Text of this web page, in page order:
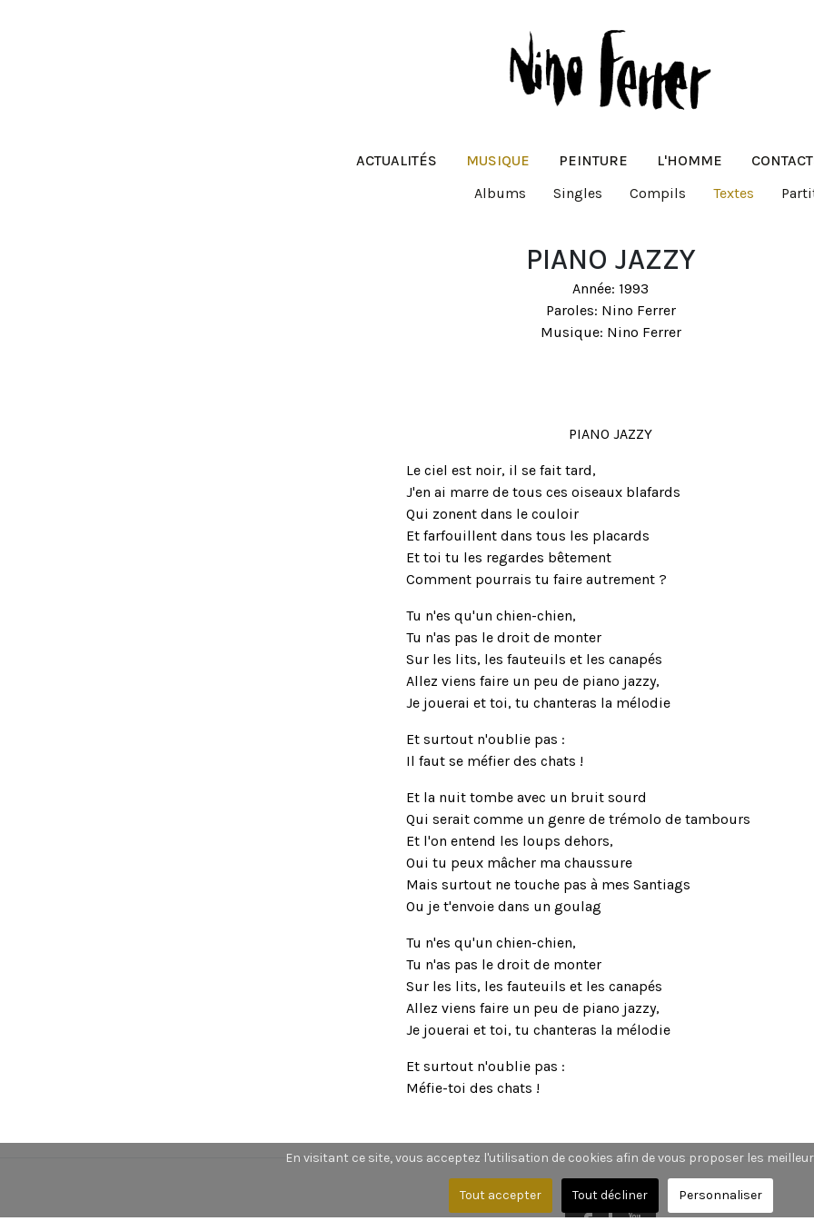
ACTUALITÉS
MUSIQUE
Albums
Singles Compils Textes
PEINTURE L'HOMME
PIANO JAZZY
Année: 1993
Paroles: Nino Ferrer
Musique: Nino Ferrer
PIANO JAZZY
Le ciel est noir, il se fait tard,
J'en ai marre de tous ces oiseaux blafards
Qui zonent dans le couloir
Et farfouillent dans tous les placards
Et toi tu les regardes bêtement
Comment pourrais tu faire autrement ?
Tu n'es qu'un chien-chien,
Tu n'as pas le droit de monter
Sur les lits, les fauteuils et les canapés
Allez viens faire un peu de piano jazzy,
Je jouerai et toi, tu chanteras la mélodie
Et surtout n'oublie pas :
Il faut se méfier des chats !
Et la nuit tombe avec un bruit sourd
Qui serait comme un genre de trémolo de tambours
Et l'on entend les loups dehors,
Oui tu peux mâcher ma chaussure
Mais surtout ne touche pas à mes Santiags
Ou je t'envoie dans un goulag
Tu n'es qu'un chien-chien,
Tu n'as pas le droit de monter
Sur les lits, les fauteuils et les canapés
Allez viens faire un peu de piano jazzy,
Je jouerai et toi, tu chanteras la mélodie
Et surtout n'oublie pas :
Méfie-toi des chats !
En visitant ce site, vous acceptez l'utilisation de cookies afin de vous proposer les
Tout accepter Tout décliner Personnaliser